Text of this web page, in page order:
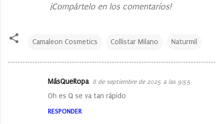
¡Compártelo en los comentarios!
Camaleon Cosmetics Collistar Milano Naturmil
MásQueRopa 8 de septiembre de 2025 a las 9:55
Oh es Q se va tan rápido
RESPONDER